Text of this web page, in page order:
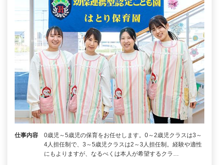
仕事内容
0歳児～5歳児の保育をお任せします。0～2歳児クラスは3～
4人担任制で、3～5歳児クラスは2～3人担任制。経験や適性
にもよりますが、なるべくは本人が希望するクラ…